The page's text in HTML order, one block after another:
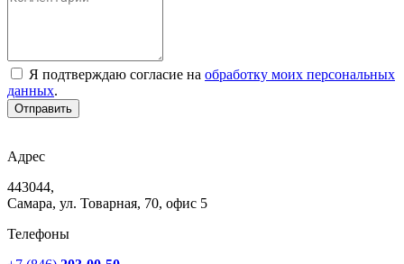
Я подтверждаю согласие на обработку моих персональных
данных.
Отправить
Адрес
443044,
Самара, ул. Товарная, 70, офис 5
Телефоны